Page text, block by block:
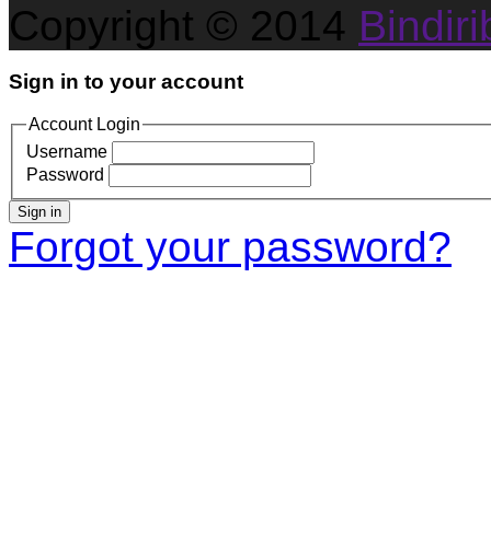
Copyright © 2014
Sign in to your account
Account Login
Username
Password
Sign in
Forgot your password?